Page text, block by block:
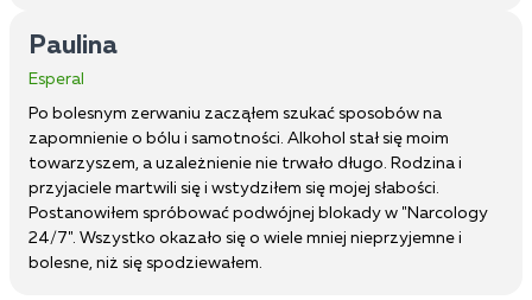
Paulina
Esperal
Po bolesnym zerwaniu zacząłem szukać sposobów na
zapomnienie o bólu i samotności. Alkohol stał się moim
towarzyszem, a uzależnienie nie trwało długo. Rodzina i
przyjaciele martwili się i wstydziłem się mojej słabości.
Postanowiłem spróbować podwójnej blokady w "Narcology
24/7". Wszystko okazało się o wiele mniej nieprzyjemne i
bolesne, niż się spodziewałem.